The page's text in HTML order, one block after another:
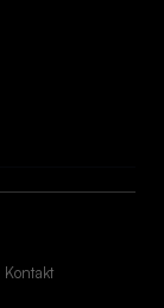
Kontakt